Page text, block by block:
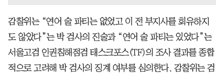
감찰위는 “연어 술 파티는 없었고 이 전 부지사를 회유하지
도 않았다”는 박 검사의 진술과 “연어 술 파티는 있었다”는
서울고검 인권침해점검 태스크포스(TF)의 조사 결과를 종합
적으로 고려해 박 검사의 징계 여부를 심의한다. 감찰위는 검